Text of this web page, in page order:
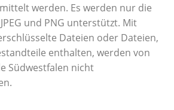
werden. Es werden nur die
und PNG unterstützt. Mit
Dateien oder Dateien,
enthalten, werden von
Südwestfalen nicht